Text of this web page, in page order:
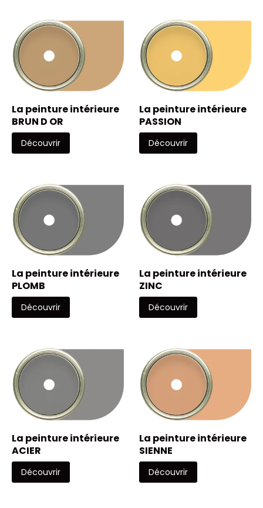
La peinture intérieure
BRUN D OR
Découvrir
La peinture intérieure
PASSION
Découvrir
La peinture intérieure
PLOMB
Découvrir
La peinture intérieure
ZINC
Découvrir
La peinture intérieure
ACIER
Découvrir
La peinture intérieure
SIENNE
Découvrir